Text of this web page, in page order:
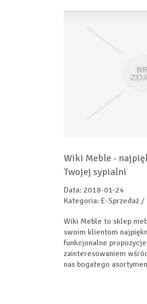
Wiki Meble -
Twojej sypialni
Data: 2018-01-24
Kategoria: E-Sprzedaż /
Wiki Meble to sklep
swoim klientom
funkcjonalne
zainteresowaniem
nas bogatego